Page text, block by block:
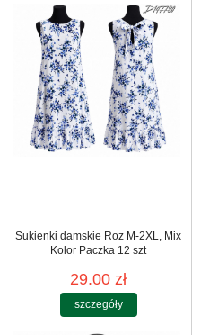
Sukienki damskie Roz M-2XL, Mix
Kolor Paczka 12 szt
29.00 zł
szczegóły